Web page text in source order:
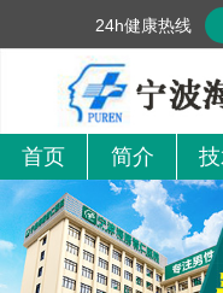
首页 简介
24h健康热线